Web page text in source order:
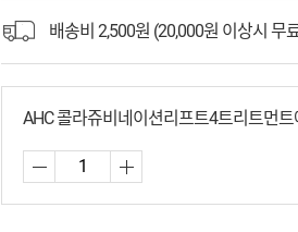
배송비 2,500원 (20,000원 이상시 무
AHC 콜라쥬비네이션리프트4트리트먼